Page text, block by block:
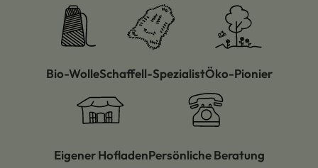
Bio-WolleSchaffell-SpezialistÖko-Pionier
Eigener HofladenPersönliche Beratung